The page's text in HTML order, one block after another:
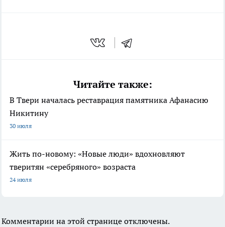
Читайте также:
В Твери началась реставрация памятника Афанасию
Никитину
30 июля
Жить по-новому: «Новые люди» вдохновляют
тверитян «серебряного» возраста
24 июля
Комментарии на этой странице отключены.